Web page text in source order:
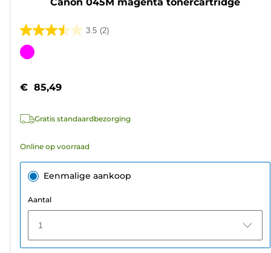
3.5 (2)
3.5
van
sterren.
beoordelingen
Kleurencartridge
€ 85,49
Gratis standaardbezorging
Online op voorraad
Eenmalige aankoop
Aantal
1